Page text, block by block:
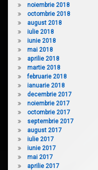
noiembrie 2018
octombrie 2018
august 2018
iulie 2018
iunie 2018
mai 2018
aprilie 2018
martie 2018
februarie 2018
ianuarie 2018
decembrie 2017
noiembrie 2017
octombrie 2017
septembrie 2017
august 2017
iulie 2017
iunie 2017
mai 2017
aprilie 2017